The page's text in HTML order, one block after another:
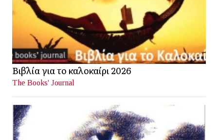
Βιβλία για το καλοκαίρι 2026
The Books' Journal